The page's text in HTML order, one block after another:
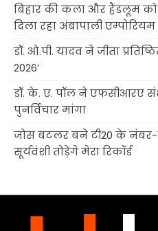
बिहार की कला और हैंडलूम को
दिला रहा अंबापाली एम्पोरियम
डॉ. ओ.पी. यादव ने जीता
2026’
डॉ. के. ए. पॉल ने एफसीआरए
पुनर्विचार मांगा
जोस बटलर बने टी20 के नंबर-
सूर्यवंशी तोड़ेंगे मेरा रिकॉर्ड